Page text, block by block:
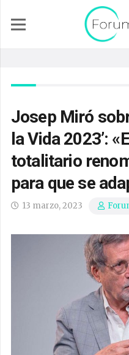
Josep Miró
la Vida 2023’:
totalitario
para que se
13 marzo, 2023